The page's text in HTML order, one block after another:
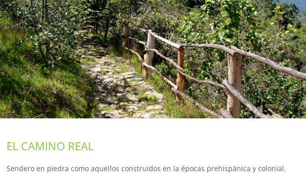
EL CAMINO REAL
Sendero en piedra como aquellos construidos en la épocas prehispánica y colonial.